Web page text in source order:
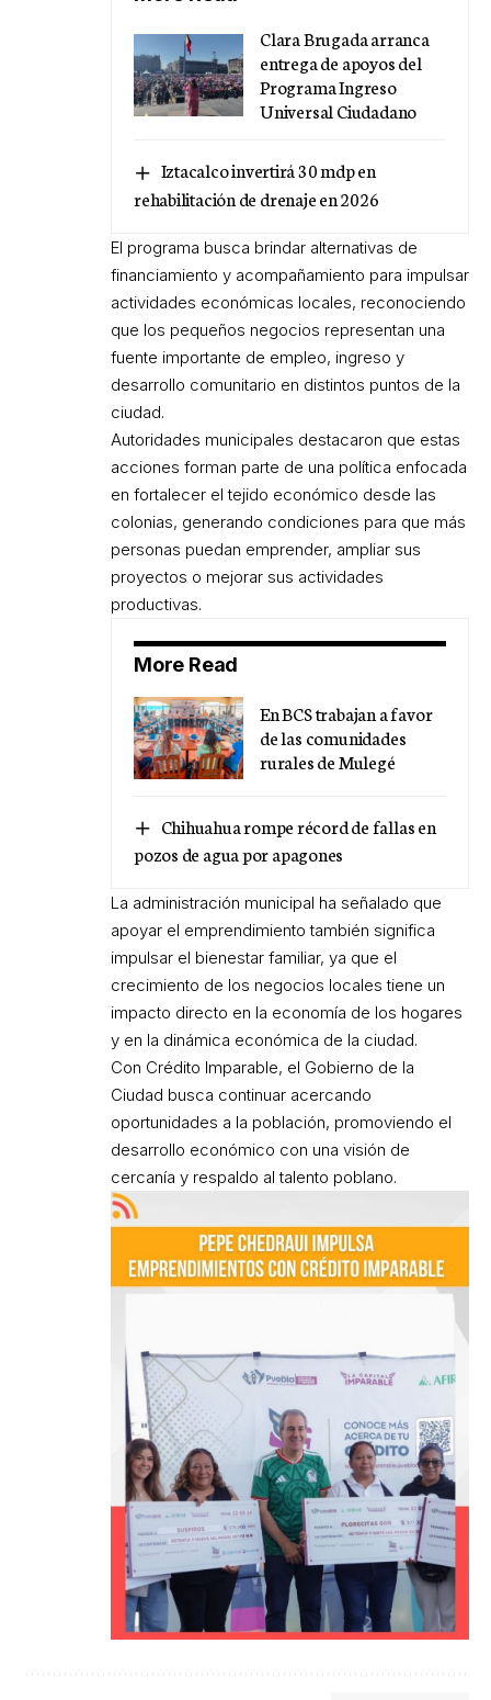
Clara Brugada arranca
entrega de apoyos del
Programa Ingreso
Universal Ciudadano
Iztacalco invertirá 30 mdp en
rehabilitación de drenaje en 2026
El programa busca brindar alternativas de
financiamiento y acompañamiento para impulsar
actividades económicas locales, reconociendo
que los pequeños negocios representan una
fuente importante de empleo, ingreso y
desarrollo comunitario en distintos puntos de la
ciudad.
Autoridades municipales destacaron que estas
acciones forman parte de una política enfocada
en fortalecer el tejido económico desde las
colonias, generando condiciones para que más
personas puedan emprender, ampliar sus
proyectos o mejorar sus actividades
productivas.
More Read
En BCS trabajan a favor
de las comunidades
rurales de Mulegé
Chihuahua rompe récord de fallas en
pozos de agua por apagones
La administración municipal ha señalado que
apoyar el emprendimiento también significa
impulsar el bienestar familiar, ya que el
crecimiento de los negocios locales tiene un
impacto directo en la economía de los hogares
y en la dinámica económica de la ciudad.
Con Crédito Imparable, el Gobierno de la
Ciudad busca continuar acercando
oportunidades a la población, promoviendo el
desarrollo económico con una visión de
cercanía y respaldo al talento poblano.